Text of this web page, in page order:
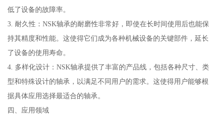
低了设备的故障率。
3. 耐久性：NSK轴承的耐磨性非常好，即使在长时间使用后也能保
持其精度和性能。这使得它们成为各种机械设备的关键部件，延长
了设备的使用寿命。
4. 多样化设计：NSK轴承提供了丰富的产品线，包括各种尺寸、类
型和特殊设计的轴承，以满足不同用户的需求。这使得用户能够根
据具体应用选择最适合的轴承。
四、应用领域